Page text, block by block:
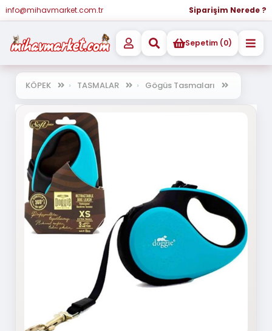
info@mihavmarket.com.tr Siparişim Nerede ?
Sepetim (0)
KÖPEK TASMALAR Gögüs Tasmaları